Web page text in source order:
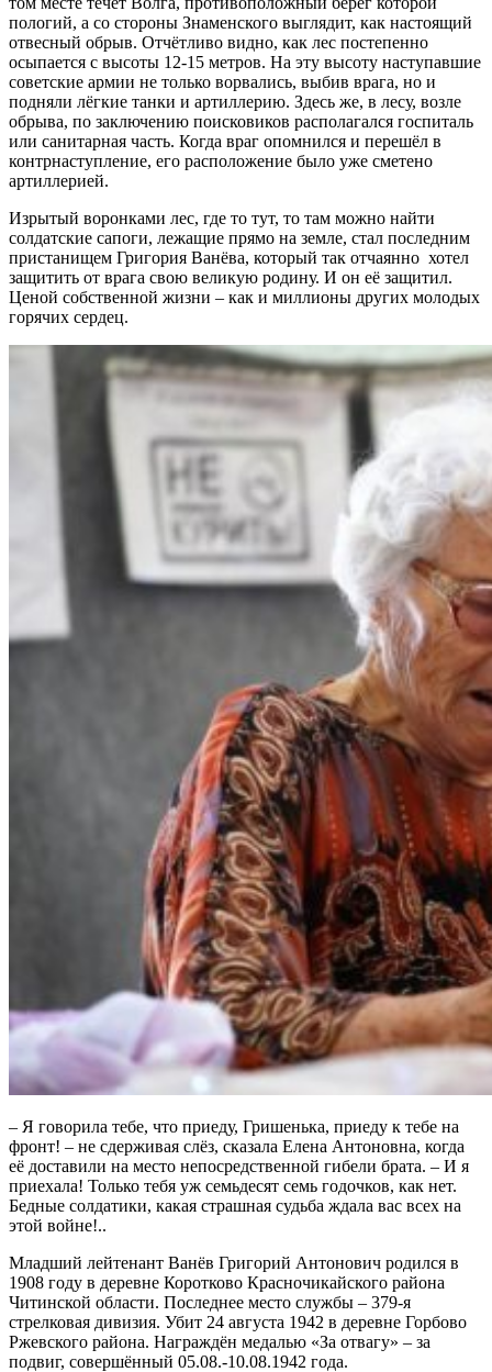
пологий, а со стороны Знаменского выглядит, как настоящий
отвесный обрыв. Отчётливо видно, как лес постепенно
осыпается с высоты 12-15 метров. На эту высоту наступавшие
советские армии не только ворвались, выбив врага, но и
подняли лёгкие танки и артиллерию. Здесь же, в лесу, возле
обрыва, по заключению поисковиков располагался госпиталь
или санитарная часть. Когда враг опомнился и перешёл в
контрнаступление, его расположение было уже сметено
артиллерией.
Изрытый воронками лес, где то тут, то там можно найти
солдатские сапоги, лежащие прямо на земле, стал последним
пристанищем Григория Ванёва, который так отчаянно хотел
защитить от врага свою великую родину. И он её защитил.
Ценой собственной жизни – как и миллионы других молодых
горячих сердец.
– Я говорила тебе, что приеду, Гришенька, приеду к тебе на
фронт! – не сдерживая слёз, сказала Елена Антоновна, когда
её доставили на место непосредственной гибели брата. – И я
приехала! Только тебя уж семьдесят семь годочков, как нет.
Бедные солдатики, какая страшная судьба ждала вас всех на
этой войне!..
Младший лейтенант Ванёв Григорий Антонович родился в
1908 году в деревне Коротково Красночикайского района
Читинской области. Последнее место службы – 379-я
стрелковая дивизия. Убит 24 августа 1942 в деревне Горбово
Ржевского района. Награждён медалью «За отвагу» – за
подвиг, совершённый 05.08.-10.08.1942 года.